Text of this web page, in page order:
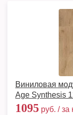
Виниловая
Age Synthesis
1095 руб. / за